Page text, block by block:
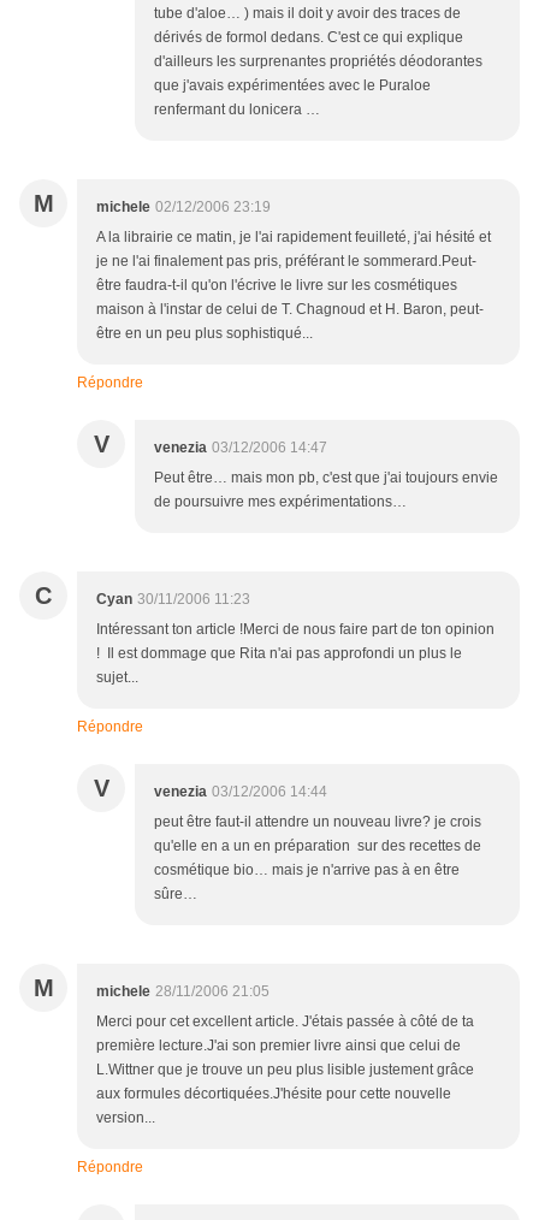
tube d'aloe… ) mais il doit y avoir des traces de
dérivés de formol dedans. C'est ce qui explique
d'ailleurs les surprenantes propriétés déodorantes
que j'avais expérimentées avec le Puraloe
renfermant du lonicera …
M michele 02/12/2006 23:19
A la librairie ce matin, je l'ai rapidement feuilleté, j'ai hésité et
je ne l'ai finalement pas pris, préférant le sommerard.Peut-
être faudra-t-il qu'on l'écrive le livre sur les cosmétiques
maison à l'instar de celui de T. Chagnoud et H. Baron, peut-
être en un peu plus sophistiqué...
Répondre
V venezia 03/12/2006 14:47
Peut être… mais mon pb, c'est que j'ai toujours envie
de poursuivre mes expérimentations…
C Cyan 30/11/2006 11:23
Intéressant ton article !Merci de nous faire part de ton opinion
! Il est dommage que Rita n'ai pas approfondi un plus le
sujet...
Répondre
V venezia 03/12/2006 14:44
peut être faut-il attendre un nouveau livre? je crois
qu'elle en a un en préparation sur des recettes de
cosmétique bio… mais je n'arrive pas à en être
sûre…
M michele 28/11/2006 21:05
Merci pour cet excellent article. J'étais passée à côté de ta
première lecture.J'ai son premier livre ainsi que celui de
L.Wittner que je trouve un peu plus lisible justement grâce
aux formules décortiquées.J'hésite pour cette nouvelle
version...
Répondre